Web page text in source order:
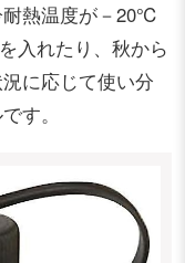
耐熱温度が－20℃
入れたり、秋から
に応じて使い分
す。